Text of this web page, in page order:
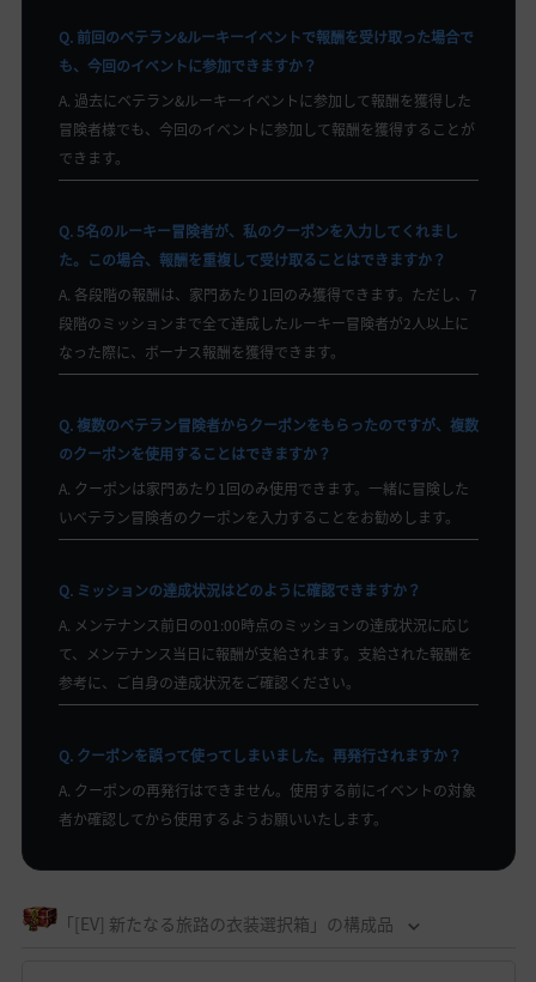
Q. 前回のベテラン&ルーキーイベントで報酬を受け取った場合で
も、今回のイベントに参加できますか？
A. 過去にベテラン&ルーキーイベントに参加して報酬を獲得した
冒険者様でも、今回のイベントに参加して報酬を獲得することが
できます。
Q. 5名のルーキー冒険者が、私のクーポンを入力してくれまし
た。この場合、報酬を重複して受け取ることはできますか？
A. 各段階の報酬は、家門あたり1回のみ獲得できます。ただし、7
段階のミッションまで全て達成したルーキー冒険者が2人以上に
なった際に、ボーナス報酬を獲得できます。
Q. 複数のベテラン冒険者からクーポンをもらったのですが、複数
のクーポンを使用することはできますか？
A. クーポンは家門あたり1回のみ使用できます。一緒に冒険した
いベテラン冒険者のクーポンを入力することをお勧めします。
Q. ミッションの達成状況はどのように確認できますか？
A. メンテナンス前日の01:00時点のミッションの達成状況に応じ
て、メンテナンス当日に報酬が支給されます。支給された報酬を
参考に、ご自身の達成状況をご確認ください。
Q. クーポンを誤って使ってしまいました。再発行されますか？
A. クーポンの再発行はできません。使用する前にイベントの対象
者か確認してから使用するようお願いいたします。
「[EV] 新たなる旅路の衣装選択箱」の構成品